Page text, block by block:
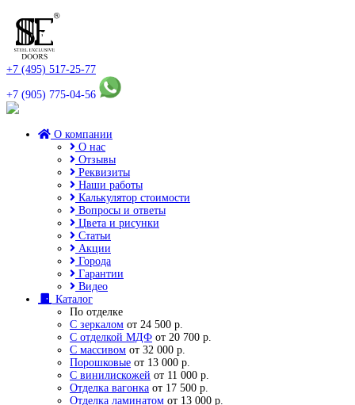
+7 (495) 517-25-77
+7 (905) 775-04-56
О компании
О нас
Отзывы
Реквизиты
Наши работы
Калькулятор стоимости
Вопросы и ответы
Цвета и рисунки
Статьи
Акции
Города
Гарантии
Видео
Каталог
По отделке
С зеркалом от 24 500 р.
С отделкой МДФ от 20 700 р.
С массивом от 32 000 р.
Порошковые от 13 000 р.
С винилискожей от 11 000 р.
Отделка вагонка от 17 500 р.
Отделка ламинатом от 13 000 р.